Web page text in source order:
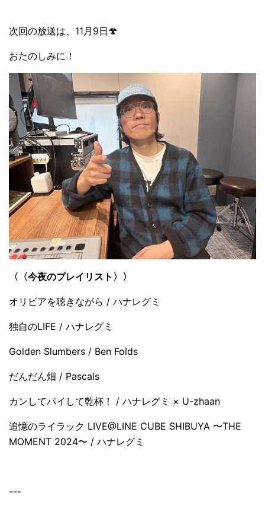
次回の放送は、11月9日🍄
おたのしみに！
〈〈今夜のプレイリスト〉〉
オリビアを聴きながら / ハナレグミ
独自のLIFE / ハナレグミ
Golden Slumbers / Ben Folds
だんだん畑 / Pascals
カンしてパイして乾杯！ / ハナレグミ × U-zhaan
追憶のライラック LIVE@LINE CUBE SHIBUYA 〜THE
MOMENT 2024〜 / ハナレグミ
---